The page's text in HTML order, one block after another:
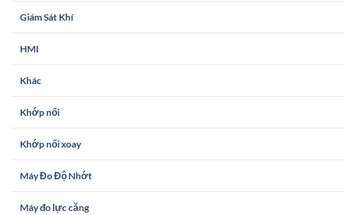
Giám Sát Khí
HMI
Khác
Khớp nối
Khớp nối xoay
Máy Đo Độ Nhớt
Máy đo lực căng